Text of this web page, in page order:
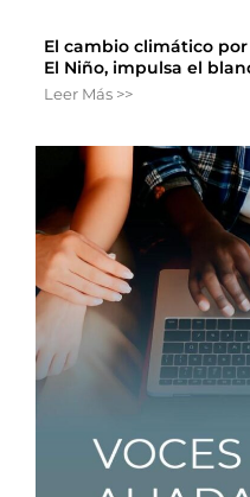
El cambio climático
El Niño, impulsa el
Leer Más >>